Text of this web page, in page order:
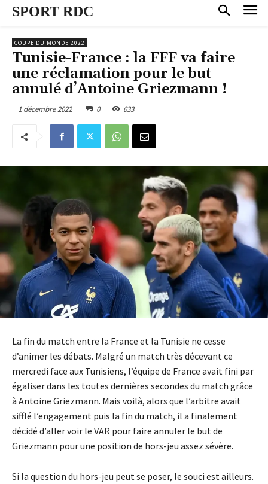
SPORT RDC
COUPE DU MONDE 2022
Tunisie-France : la FFF va faire
une réclamation pour le but
annulé d’Antoine Griezmann !
1 décembre 2022 0 633
La fin du match entre la France et la Tunisie ne cesse
d’animer les débats. Malgré un match très décevant ce
mercredi face aux Tunisiens, l’équipe de France avait fini par
égaliser dans les toutes dernières secondes du match grâce
à Antoine Griezmann. Mais voilà, alors que l’arbitre avait
sifflé l’engagement puis la fin du match, il a finalement
décidé d’aller voir le VAR pour faire annuler le but de
Griezmann pour une position de hors-jeu assez sévère.
Si la question du hors-jeu peut se poser, le souci est ailleurs.